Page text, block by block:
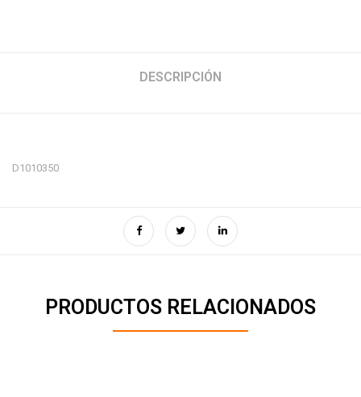
DESCRIPCIÓN
D1010350
PRODUCTOS RELACIONADOS